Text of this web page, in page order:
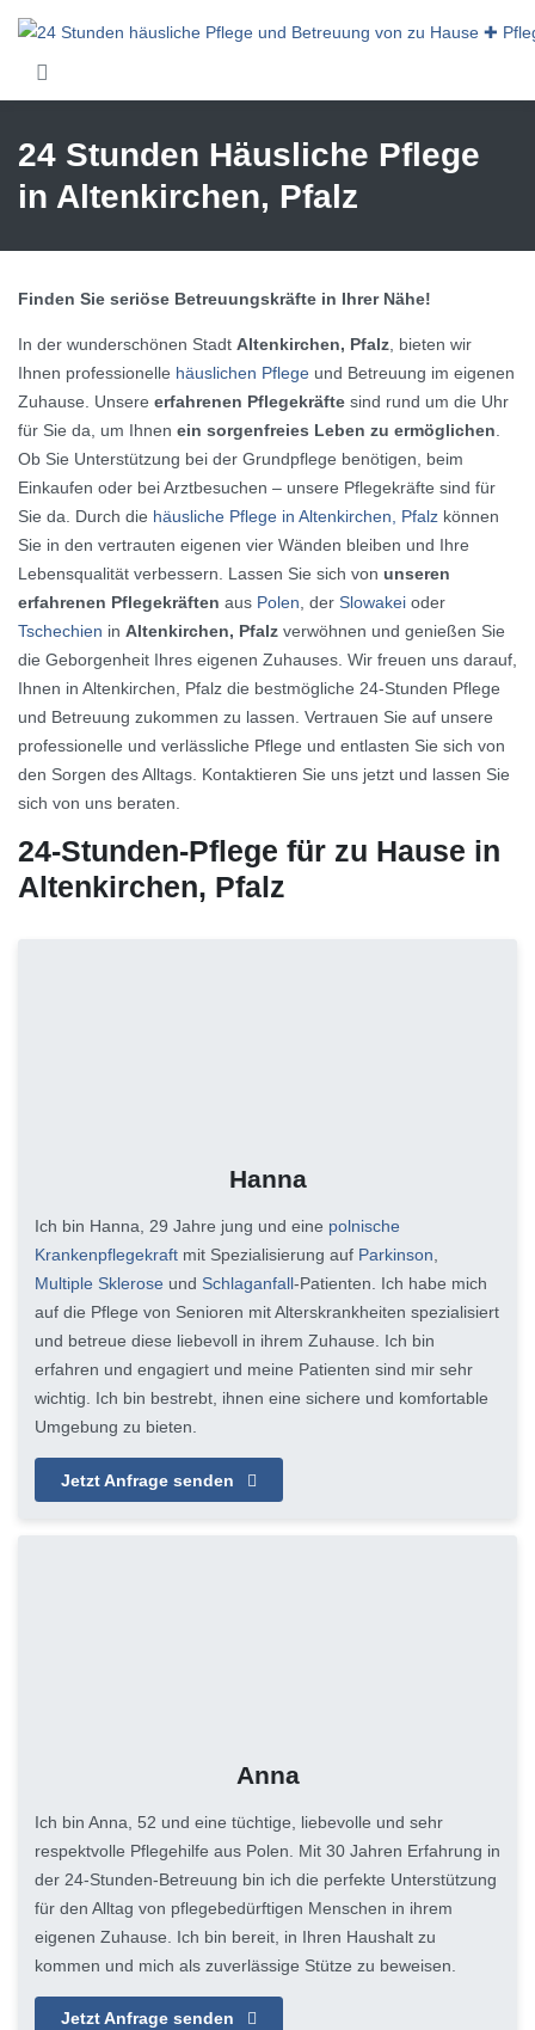
24 Stunden Häusliche Pflege
in Altenkirchen, Pfalz
Finden Sie seriöse Betreuungskräfte in Ihrer Nähe!
In der wunderschönen Stadt Altenkirchen, Pfalz, bieten wir
Ihnen professionelle häuslichen Pflege und Betreuung im eigenen
Zuhause. Unsere erfahrenen Pflegekräfte sind rund um die Uhr
für Sie da, um Ihnen ein sorgenfreies Leben zu ermöglichen.
Ob Sie Unterstützung bei der Grundpflege benötigen, beim
Einkaufen oder bei Arztbesuchen – unsere Pflegekräfte sind für
Sie da. Durch die häusliche Pflege in Altenkirchen, Pfalz können
Sie in den vertrauten eigenen vier Wänden bleiben und Ihre
Lebensqualität verbessern. Lassen Sie sich von unseren
erfahrenen Pflegekräften aus Polen, der Slowakei oder
Tschechien in Altenkirchen, Pfalz verwöhnen und genießen Sie
die Geborgenheit Ihres eigenen Zuhauses. Wir freuen uns darauf,
Ihnen in Altenkirchen, Pfalz die bestmögliche 24-Stunden Pflege
und Betreuung zukommen zu lassen. Vertrauen Sie auf unsere
professionelle und verlässliche Pflege und entlasten Sie sich von
den Sorgen des Alltags. Kontaktieren Sie uns jetzt und lassen Sie
sich von uns beraten.
24-Stunden-Pflege für zu Hause in
Altenkirchen, Pfalz
Hanna
Ich bin Hanna, 29 Jahre jung und eine polnische
Krankenpflegekraft mit Spezialisierung auf Parkinson,
Multiple Sklerose und Schlaganfall-Patienten. Ich habe mich
auf die Pflege von Senioren mit Alterskrankheiten spezialisiert
und betreue diese liebevoll in ihrem Zuhause. Ich bin
erfahren und engagiert und meine Patienten sind mir sehr
wichtig. Ich bin bestrebt, ihnen eine sichere und komfortable
Umgebung zu bieten.
Jetzt Anfrage senden
Anna
Ich bin Anna, 52 und eine tüchtige, liebevolle und sehr
respektvolle Pflegehilfe aus Polen. Mit 30 Jahren Erfahrung in
der 24-Stunden-Betreuung bin ich die perfekte Unterstützung
für den Alltag von pflegebedürftigen Menschen in ihrem
eigenen Zuhause. Ich bin bereit, in Ihren Haushalt zu
kommen und mich als zuverlässige Stütze zu beweisen.
Jetzt Anfrage senden